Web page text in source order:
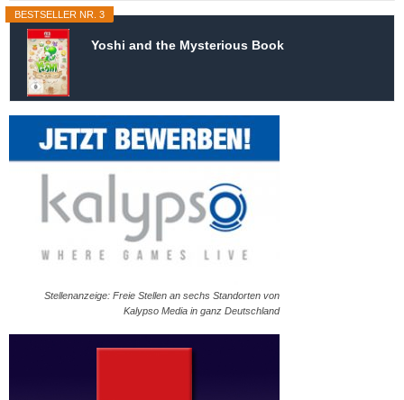
BESTSELLER NR. 3
Yoshi and the Mysterious Book
Stellenanzeige: Freie Stellen an sechs Standorten von
Kalypso Media in ganz Deutschland